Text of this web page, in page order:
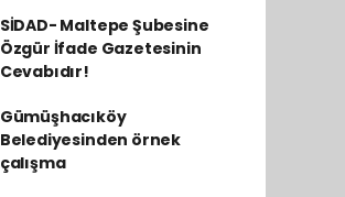
SİDAD- Maltepe Şubesine
Özgür İfade Gazetesinin
Cevabıdır!
Gümüşhacıköy
Belediyesinden örnek
çalışma